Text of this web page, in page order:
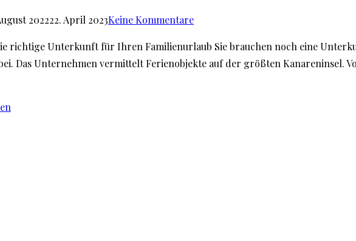
202222. April 2023Keine Kommentare
richtige Unterkunft für Ihren Familienurlaub Sie brauchen noch eine
Das Unternehmen vermittelt Ferienobjekte auf der größten Kanareninsel.